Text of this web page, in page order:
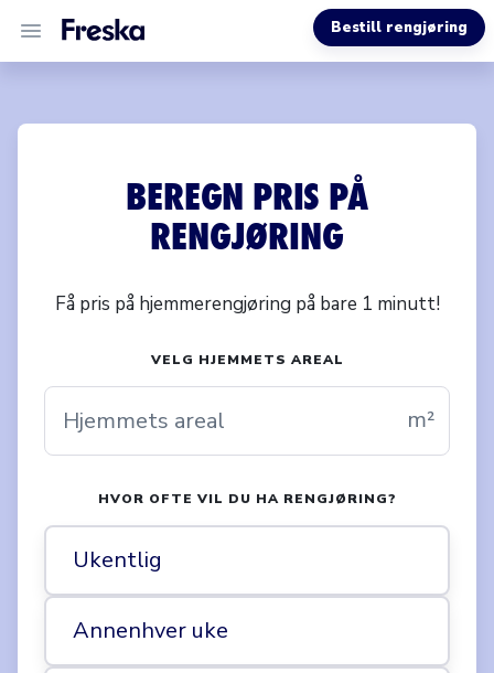
Bestill rengjøring
BEREGN PRIS PÅ
RENGJØRING
Få pris på hjemmerengjøring på bare 1 minutt!
VELG HJEMMETS AREAL
m²
HVOR OFTE VIL DU HA RENGJØRING?
Ukentlig
Annenhver uke